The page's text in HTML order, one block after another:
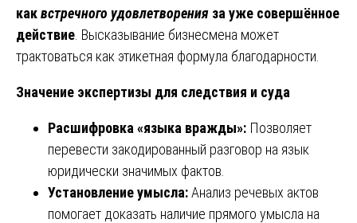
каквстречного удовлетворения за уже совершённое
действие . Высказывание бизнесмена может
трактоваться как этикетная формула благодарности.
Значение экспертизы для следствия и суда
Расшифровка «языка вражды»: Позволяет
перевести закодированный разговор на язык
юридически значимых фактов.
Установление умысла:Анализ речевых актов
помогает доказать наличие прямого умысла на